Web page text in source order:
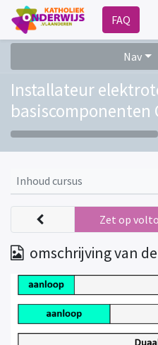
FAQ
Nav
Installateur
basiscomponenten
Inhoud cursus
omschrijving van de
Zet op